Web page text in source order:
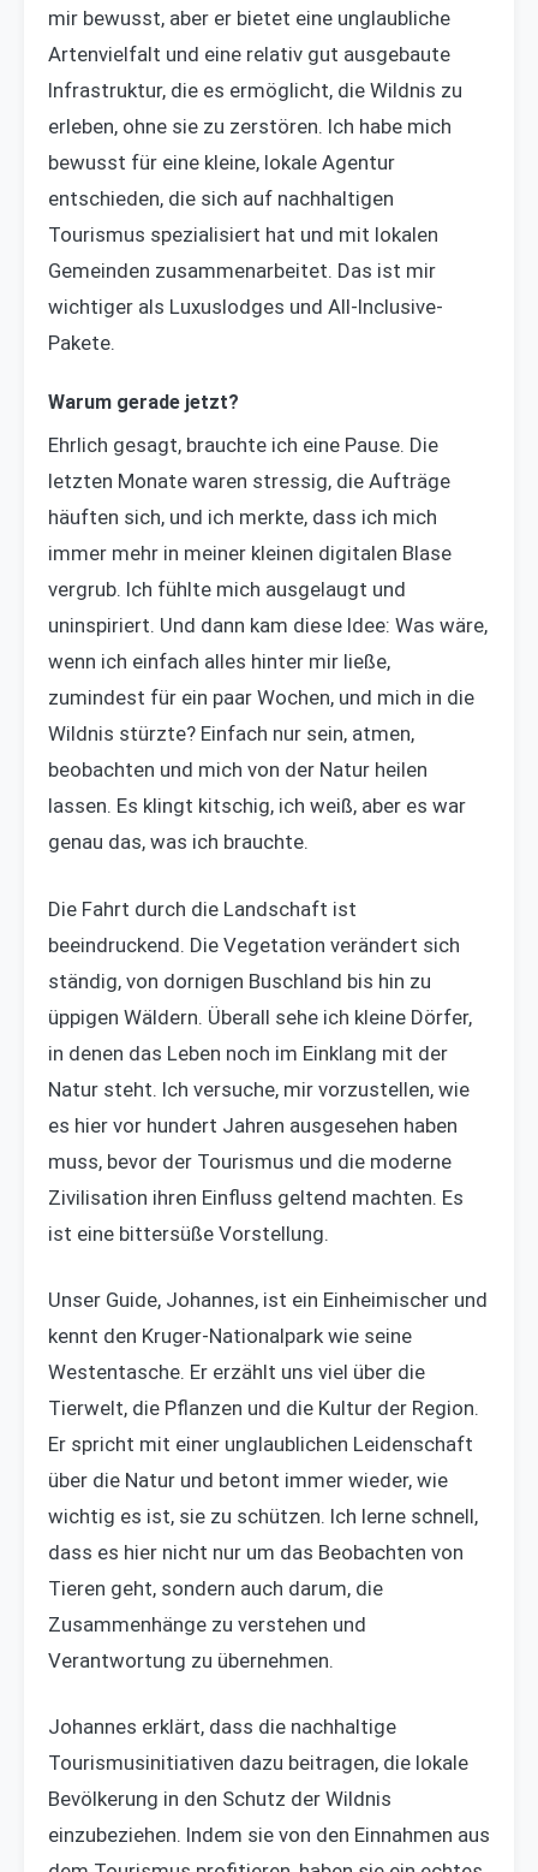
mir bewusst, aber er bietet eine unglaubliche
Artenvielfalt und eine relativ gut ausgebaute
Infrastruktur, die es ermöglicht, die Wildnis zu
erleben, ohne sie zu zerstören. Ich habe mich
bewusst für eine kleine, lokale Agentur
entschieden, die sich auf nachhaltigen
Tourismus spezialisiert hat und mit lokalen
Gemeinden zusammenarbeitet. Das ist mir
wichtiger als Luxuslodges und All-Inclusive-
Pakete.
Warum gerade jetzt?
Ehrlich gesagt, brauchte ich eine Pause. Die
letzten Monate waren stressig, die Aufträge
häuften sich, und ich merkte, dass ich mich
immer mehr in meiner kleinen digitalen Blase
vergrub. Ich fühlte mich ausgelaugt und
uninspiriert. Und dann kam diese Idee: Was wäre,
wenn ich einfach alles hinter mir ließe,
zumindest für ein paar Wochen, und mich in die
Wildnis stürzte? Einfach nur sein, atmen,
beobachten und mich von der Natur heilen
lassen. Es klingt kitschig, ich weiß, aber es war
genau das, was ich brauchte.
Die Fahrt durch die Landschaft ist
beeindruckend. Die Vegetation verändert sich
ständig, von dornigen Buschland bis hin zu
üppigen Wäldern. Überall sehe ich kleine Dörfer,
in denen das Leben noch im Einklang mit der
Natur steht. Ich versuche, mir vorzustellen, wie
es hier vor hundert Jahren ausgesehen haben
muss, bevor der Tourismus und die moderne
Zivilisation ihren Einfluss geltend machten. Es
ist eine bittersüße Vorstellung.
Unser Guide, Johannes, ist ein Einheimischer und
kennt den Kruger-Nationalpark wie seine
Westentasche. Er erzählt uns viel über die
Tierwelt, die Pflanzen und die Kultur der Region.
Er spricht mit einer unglaublichen Leidenschaft
über die Natur und betont immer wieder, wie
wichtig es ist, sie zu schützen. Ich lerne schnell,
dass es hier nicht nur um das Beobachten von
Tieren geht, sondern auch darum, die
Zusammenhänge zu verstehen und
Verantwortung zu übernehmen.
Johannes erklärt, dass die nachhaltige
Tourismusinitiativen dazu beitragen, die lokale
Bevölkerung in den Schutz der Wildnis
einzubeziehen. Indem sie von den Einnahmen aus